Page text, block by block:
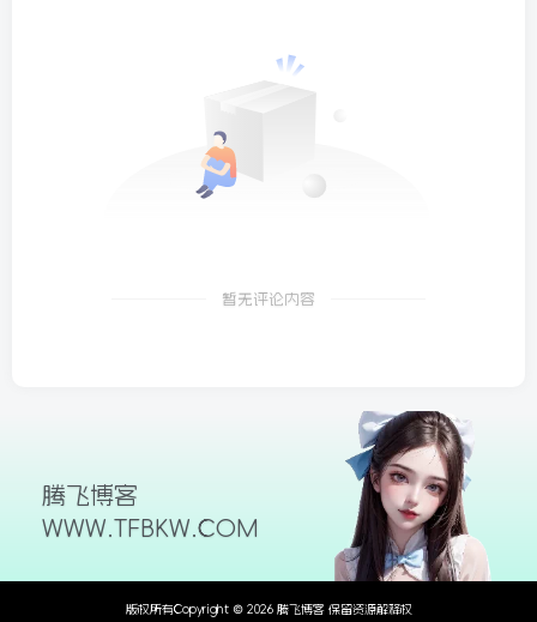
暂无评论内容
腾飞博客
WWW.TFBKW.COM
版权所有Copyright © 2026 腾飞博客 保留资源解释权